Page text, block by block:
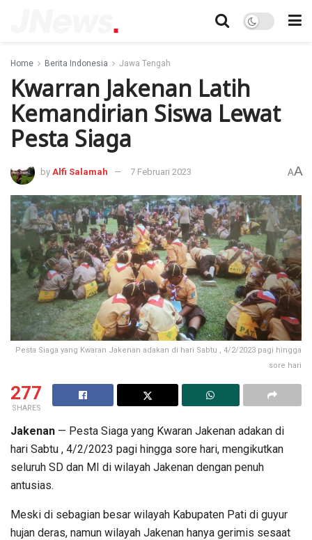
Home Berita Indonesia Jawa Tengah
Kwarran Jakenan Latih
Kemandirian Siswa Lewat
Pesta Siaga
by Alfi Salamah 7 Februari 2023 AA
Pesta Siaga yang Kwaran Jakenan adakan di hari Sabtu , 4/2/2023 pagi hingga
sore hari
277
SHARES
Jakenan — Pesta Siaga yang Kwaran Jakenan adakan di
hari Sabtu , 4/2/2023 pagi hingga sore hari, mengikutkan
seluruh SD dan MI di wilayah Jakenan dengan penuh
antusias.
Meski di sebagian besar wilayah Kabupaten Pati di guyur
hujan deras, namun wilayah Jakenan hanya gerimis sesaat